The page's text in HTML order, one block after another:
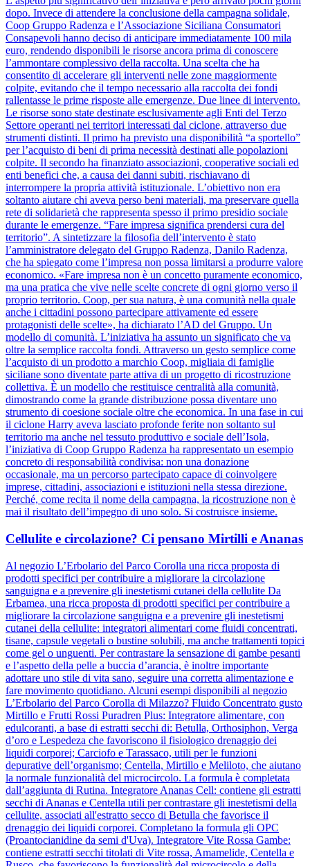
dopo. Invece di attendere la conclusione della campagna solidale,
Coop Gruppo Radenza e l’Associazione Siciliana Consumatori
Consapevoli hanno deciso di anticipare immediatamente 100 mila
euro, rendendo disponibili le risorse ancora prima di conoscere
l’ammontare complessivo della raccolta. Una scelta che ha
consentito di accelerare gli interventi nelle zone maggiormente
colpite, evitando che il tempo necessario alla raccolta dei fondi
rallentasse le prime risposte alle emergenze. Due linee di intervento.
Le risorse sono state destinate esclusivamente agli Enti del Terzo
Settore operanti nei territori interessati dal ciclone, attraverso due
strumenti distinti. Il primo ha previsto una disponibilità “a sportello”
per l’acquisto di beni di prima necessità destinati alle popolazioni
colpite. Il secondo ha finanziato associazioni, cooperative sociali ed
enti benefici che, a causa dei danni subiti, rischiavano di
interrompere la propria attività istituzionale. L’obiettivo non era
soltanto aiutare chi aveva perso beni materiali, ma preservare quella
rete di solidarietà che rappresenta spesso il primo presidio sociale
durante le emergenze. “Fare impresa significa prendersi cura del
territorio”. A sintetizzare la filosofia dell’intervento è stato
l’amministratore delegato del Gruppo Radenza, Danilo Radenza,
che ha spiegato come l’impresa non possa limitarsi a produrre valore
economico. «Fare impresa non è un concetto puramente economico,
ma una pratica che vive nelle scelte concrete di ogni giorno verso il
proprio territorio. Coop, per sua natura, è una comunità nella quale
anche i cittadini possono partecipare attivamente ed essere
protagonisti delle scelte», ha dichiarato l’AD del Gruppo. Un
modello di comunità. L’iniziativa ha assunto un significato che va
oltre la semplice raccolta fondi. Attraverso un gesto semplice come
l’acquisto di un prodotto a marchio Coop, migliaia di famiglie
siciliane sono diventate parte attiva di un progetto di ricostruzione
collettiva. È un modello che restituisce centralità alla comunità,
dimostrando come la grande distribuzione possa diventare uno
strumento di coesione sociale oltre che economica. In una fase in cui
il ciclone Harry aveva lasciato profonde ferite non soltanto sul
territorio ma anche nel tessuto produttivo e sociale dell’Isola,
l’iniziativa di Coop Gruppo Radenza ha rappresentato un esempio
concreto di responsabilità condivisa: non una donazione
occasionale, ma un percorso partecipato capace di coinvolgere
imprese, cittadini, associazioni e istituzioni nella stessa direzione.
Perché, come recita il nome della campagna, la ricostruzione non è
mai il risultato dell’impegno di uno solo. Si costruisce insieme.
Cellulite e circolazione? Ci pensano Mirtilli e Ananas
Al negozio L’Erbolario del Parco Corolla una ricca proposta di
prodotti specifici per contribuire a migliorare la circolazione
sanguigna e a prevenire gli inestetismi cutanei della cellulite Da
Erbamea, una ricca proposta di prodotti specifici per contribuire a
migliorare la circolazione sanguigna e a prevenire gli inestetismi
cutanei della cellulite: integratori alimentari come fluidi concentrati,
tisane, capsule vegetali o bustine solubili, ma anche trattamenti topici
come gel o unguenti. Per contrastare la sensazione di gambe pesanti
e l’aspetto della pelle a buccia d’arancia, è inoltre importante
adottare uno stile di vita sano, seguire una corretta alimentazione e
fare movimento quotidiano. Alcuni esempi disponibili al negozio
L’Erbolario del Parco Corolla di Milazzo? Fluido Concentrato gusto
Mirtillo e Frutti Rossi Puradren Plus: Integratore alimentare, con
edulcoranti, a base di estratti secchi di: Betulla, Orthosiphon, Verga
d’oro e Lespedeza che favoriscono il fisiologico drenaggio dei
liquidi corporei; Carciofo e Tarassaco, utili per le funzioni
depurative dell’organismo; Centella, Mirtillo e Meliloto, che aiutano
la normale funzionalità del microcircolo. La formula è completata
dall’aggiunta di Rutina. Integratore Ananas Cell: contiene gli estratti
secchi di Ananas e Centella utili per contrastare gli inestetismi della
cellulite, associati all'estratto secco di Betulla che favorisce il
drenaggio dei liquidi corporei. Completano la formula gli OPC
(Proantocianidine da semi d'Uva). Integratore Vite Rossa Gambe:
contiene estratti secchi titolati di Vite rossa, Amamelide, Centella e